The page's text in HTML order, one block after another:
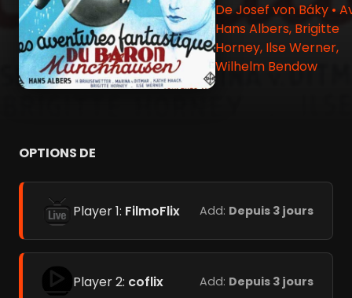
De Josef von Báky •
Hans Albers, Brigitte
Horney, Ilse Werner,
Wilhelm Bendow
OPTIONS DE
Player 1: FilmoFlix Add: Depuis 3 jours
Player 2: coflix Add: Depuis 3 jours